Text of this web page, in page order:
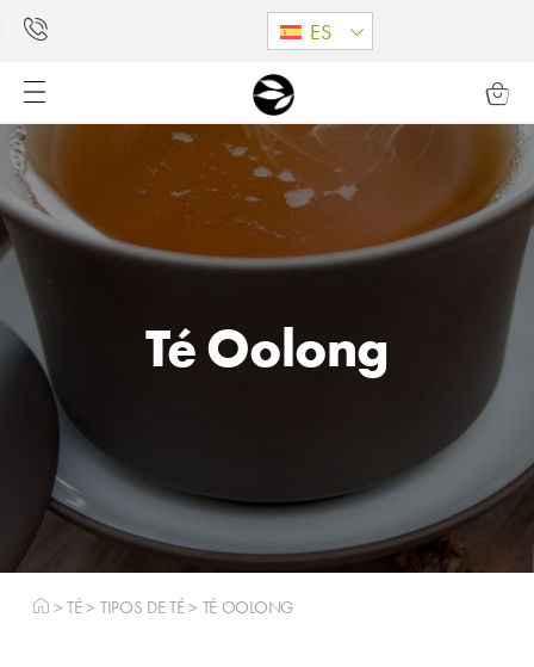
ES
Té Oolong
>TÉ> TIPOS DE TÉ> TÉ OOLONG